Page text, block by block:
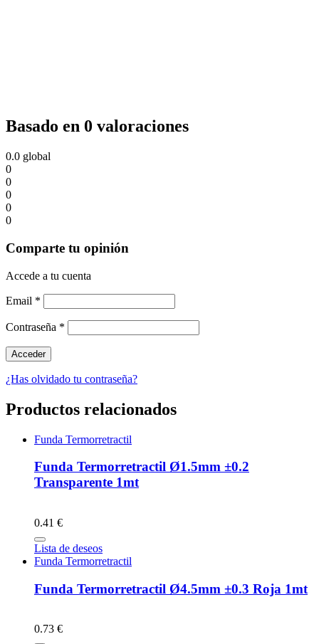
Basado en 0 valoraciones
0.0 global
0
0
0
0
0
Comparte tu opinión
Accede a tu cuenta
Email *
Contraseña *
¿Has olvidado tu contraseña?
Productos relacionados
Funda Termorretractil
Funda Termorretractil Ø1.5mm ±0.2
Transparente 1mt
0.41 €
Lista de deseos
Funda Termorretractil
Funda Termorretractil Ø4.5mm ±0.3 Roja 1mt
0.73 €